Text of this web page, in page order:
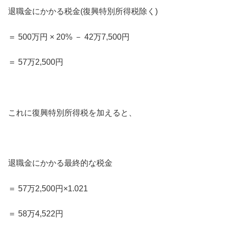
退職金にかかる税金(復興特別所得税除く)
＝ 500万円 × 20% － 42万7,500円
＝ 57万2,500円
これに復興特別所得税を加えると、
退職金にかかる最終的な税金
＝ 57万2,500円×1.021
＝ 58万4,522円